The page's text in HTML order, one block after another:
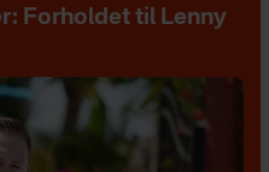
Forholdet til Lenny